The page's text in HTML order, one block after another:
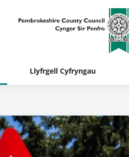
Llyfrgell Cyfryngau